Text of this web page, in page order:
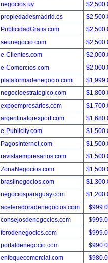
negocios.uy
propiedadesmadrid.es
PublicidadGratis.com
seunegocio.com
e-Clientes.com
e-Comercios.com
plataformadenegocio.com
negocioestrategico.com
expoempresarios.com
argentinaforexport.com
e-Publicity.com
PagosInternet.com
revistaempresarios.com
ZonaNegocios.com
brasilnegocios.com
negociosparaguay.com
aceleradoradenegocios.com
consejosdenegocios.com
forodenegocios.com
portaldenegocio.com
enfoquecomercial.com